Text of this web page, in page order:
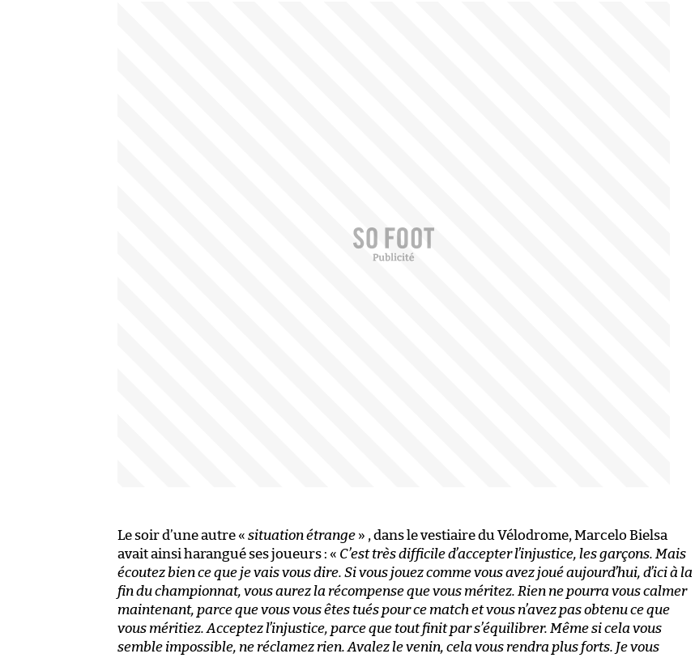
Le soir d’une autre « situation étrange » , dans le vestiaire du Vélodrome, Marcelo Bielsa
avait ainsi harangué ses joueurs : « C’est très difficile d’accepter l’injustice, les garçons. Mais
écoutez bien ce que je vais vous dire. Si vous jouez comme vous avez joué aujourd’hui, d’ici à la
fin du championnat, vous aurez la récompense que vous méritez. Rien ne pourra vous calmer
maintenant, parce que vous vous êtes tués pour ce match et vous n’avez pas obtenu ce que
vous méritiez. Acceptez l’injustice, parce que tout finit par s’équilibrer. Même si cela vous
semble impossible, ne réclamez rien. Avalez le venin, cela vous rendra plus forts. Je vous